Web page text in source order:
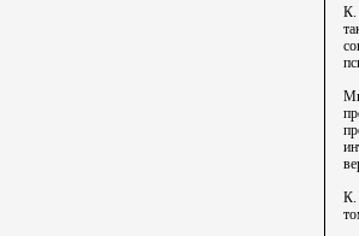
К.
К.